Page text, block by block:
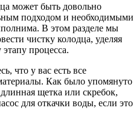
может быть довольно
подходом и необходимыми
В этом разделе мы
чистку колодца, уделяя
процесса.
что у вас есть все
Как было упомянуто
щетка или скребок,
для откачки воды, если это